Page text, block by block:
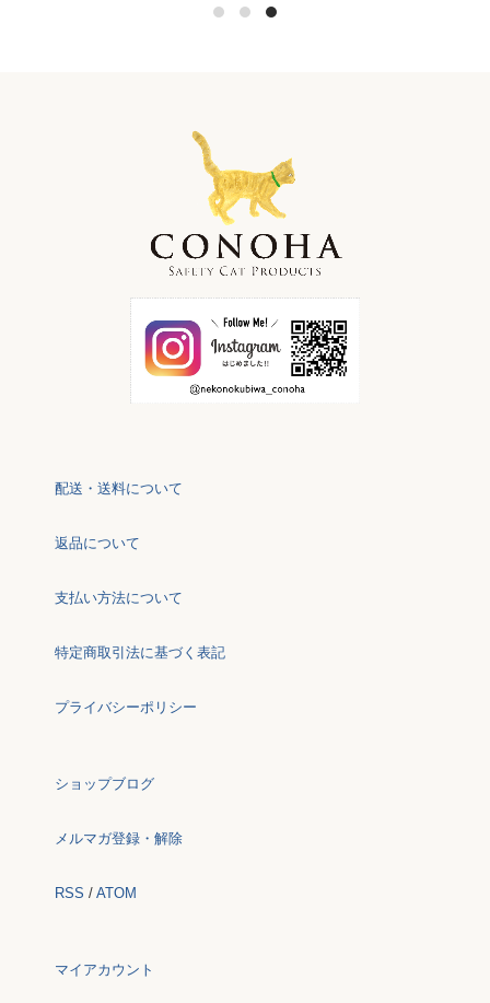
配送・送料について
返品について
支払い方法について
特定商取引法に基づく表記
プライバシーポリシー
ショップブログ
メルマガ登録・解除
RSS / ATOM
マイアカウント